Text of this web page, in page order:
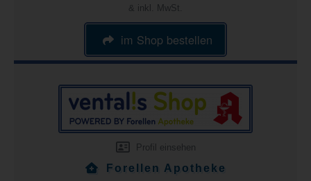
& inkl. MwSt.
im Shop bestellen
Profil einsehen
Forellen Apotheke